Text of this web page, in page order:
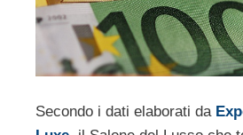
Secondo i dati elaborati da